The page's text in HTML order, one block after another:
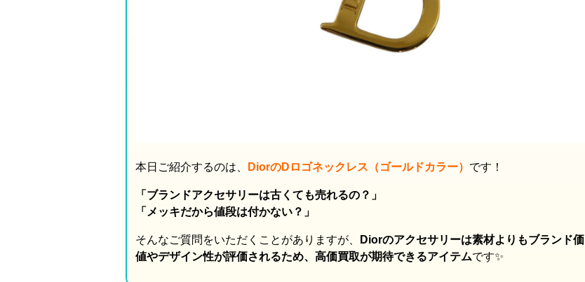
本日ご紹介するのは、 DiorのDロゴネックレス（ゴールドカラー） です！
「ブランドアクセサリーは古くても売れるの？」
「メッキだから値段は付かない？」
そんなご質問をいただくことがありますが、
Diorのアクセサリーは素材よりもブランド価
値やデザイン性が評価されるため、高価買取が期待できるアイテムです✨